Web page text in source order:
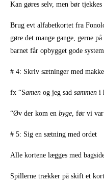
Kan gøres selv, men bør
Brug evt alfabetkortet fra
gøre det mange gange, gerne
barnet får opbygget gode
# 4: Skriv sætninger med
fx “Samen og jeg sad sammen i
“Øv der kom en byge, før vi
# 5: Sig en sætning med ordet
Alle kortene lægges med
Spillerne trækker på skift et